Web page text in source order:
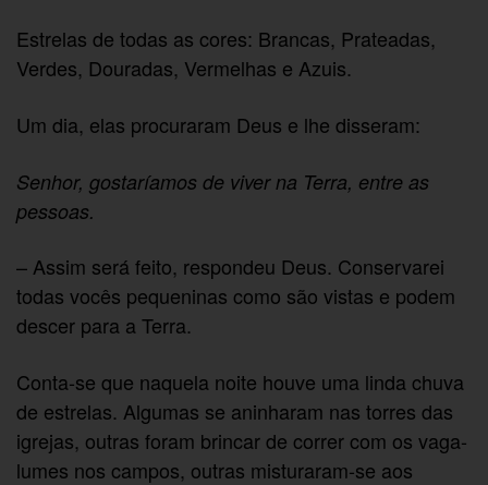
Estrelas de todas as cores: Brancas, Prateadas,
Verdes, Douradas, Vermelhas e Azuis.
Um dia, elas procuraram Deus e lhe disseram:
Senhor, gostaríamos de viver na Terra, entre as
pessoas.
– Assim será feito, respondeu Deus. Conservarei
todas vocês pequeninas como são vistas e podem
descer para a Terra.
Conta-se que naquela noite houve uma linda chuva
de estrelas. Algumas se aninharam nas torres das
igrejas, outras foram brincar de correr com os vaga-
lumes nos campos, outras misturaram-se aos